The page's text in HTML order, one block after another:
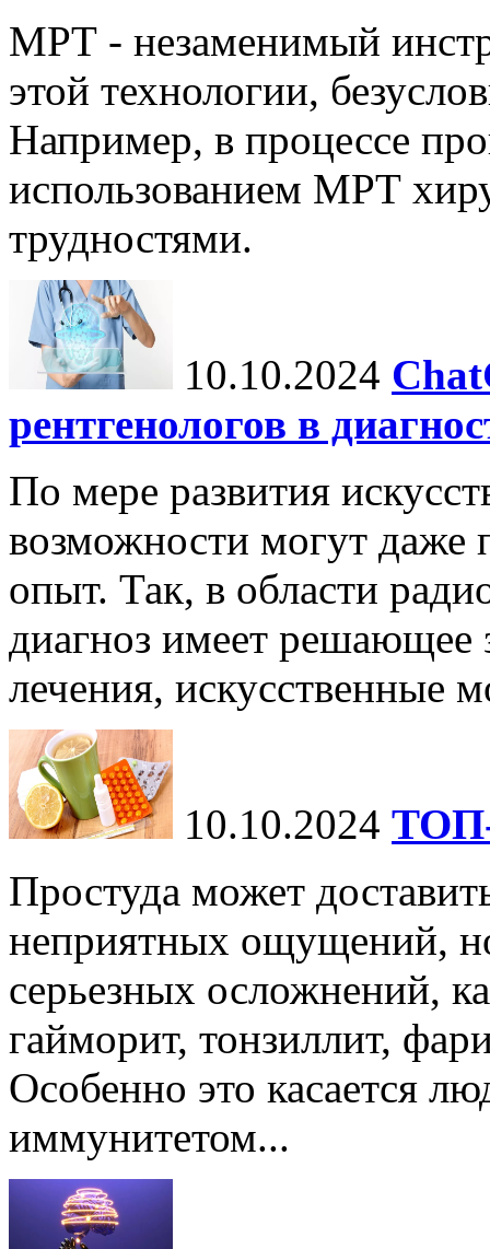
МРТ - незаменимый
этой технологии,
Например, в процессе
использованием МРТ
трудностями.
10.10.2024
рентгенологов в
По мере развития
возможности могут даже
опыт. Так, в области
диагноз имеет решающее
лечения, искусственные
10.10.2024 ТОП-
Простуда может
неприятных ощущений,
серьезных осложнений,
гайморит, тонзиллит,
Особенно это касается
иммунитетом...